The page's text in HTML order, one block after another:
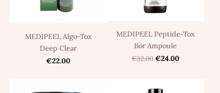
MEDIPEEL Algo-Tox
Deep Clear
€22.00
MEDIPEEL Peptide-Tox
Bor Ampoule
€32.00 €24.00